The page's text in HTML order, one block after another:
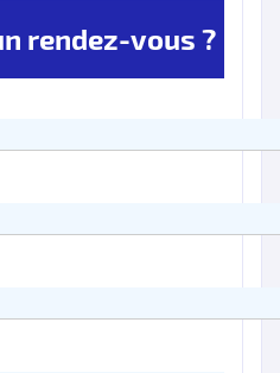
rendez-vous ?